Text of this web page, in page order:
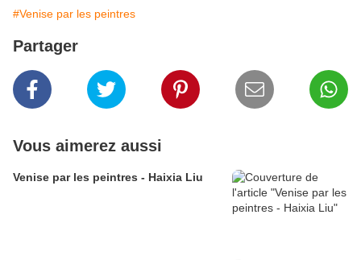
#Venise par les peintres
Partager
Vous aimerez aussi
Venise par les peintres - Haixia Liu